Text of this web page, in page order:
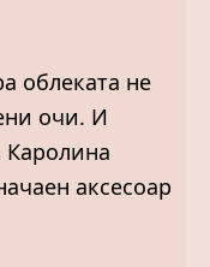
облеката не
очи. И
Каролина
аксесоар